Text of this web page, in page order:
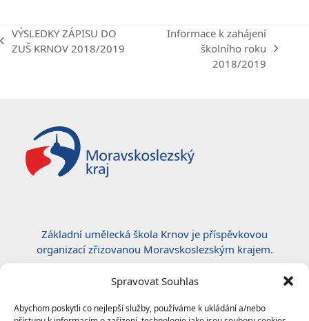
Spravovat Souhlas
Abychom poskytli co nejlepší služby, používáme k ukládání a/nebo
previous
VÝSLEDKY ZÁPISU DO
ZUŠ KRNOV 2018/2019
Informace k zahájení
školního roku
2018/2019
Základní umělecká škola Krnov je příspěvkovou
organizací zřizovanou Moravskoslezským krajem.
Certifikace ČSN EN ISO 50001:2019